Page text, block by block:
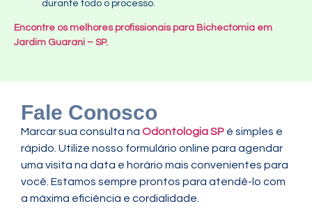
durante todo o processo.
Encontre os melhores profissionais para Bichectomia em
Jardim Guarani – SP.
Fale Conosco
Marcar sua consulta na Odontologia SP é simples e
rápido. Utilize nosso formulário online para agendar
uma visita na data e horário mais convenientes para
você. Estamos sempre prontos para atendê-lo com
a máxima eficiência e cordialidade.